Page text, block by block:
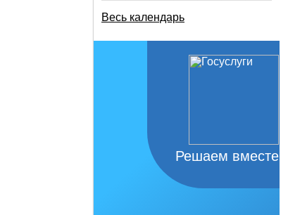
Весь календарь
Решаем вместе